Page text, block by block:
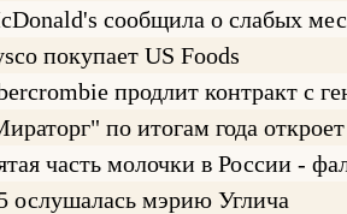
сообщила о слабых
покупает US Foods
продлит контракт с
по итогам года
часть молочки в России -
ослушалась мэрию Углича